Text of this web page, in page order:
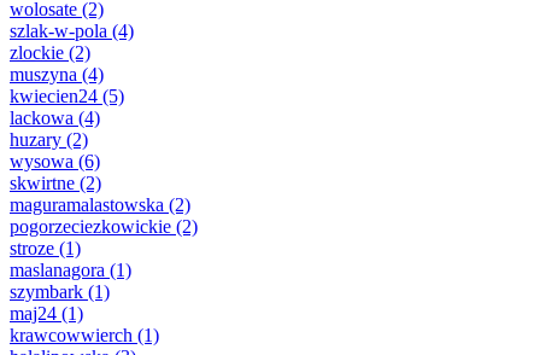
wolosate (2)
szlak-w-pola (4)
zlockie (2)
muszyna (4)
kwiecien24 (5)
lackowa (4)
huzary (2)
wysowa (6)
skwirtne (2)
maguramalastowska (2)
pogorzeciezkowickie (2)
stroze (1)
maslanagora (1)
szymbark (1)
maj24 (1)
krawcowwierch (1)